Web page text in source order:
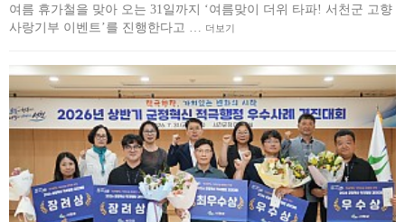
여름 휴가철을 맞아 오는 31일까지 ‘여름맞이 더위 타파! 서천군 고향
사랑기부 이벤트’를 진행한다고 … 더보기